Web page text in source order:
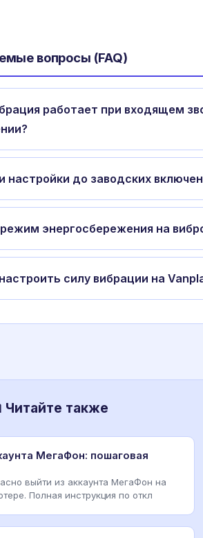
вопросы (FAQ)
работает при входящем
настройки до заводских
энергосбережения на
силу вибрации на
Читайте также
МегаФон: пошаговая
выйти из аккаунта МегаФон на
Полная инструкция по откл